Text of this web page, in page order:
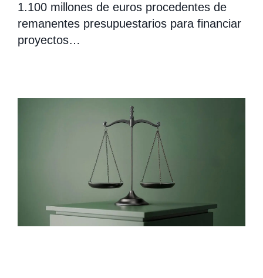
1.100 millones de euros procedentes de
remanentes presupuestarios para financiar
proyectos…